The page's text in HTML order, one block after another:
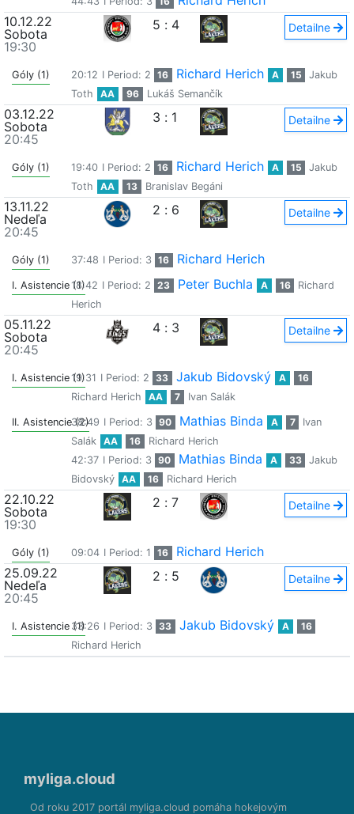
10.12.22
Sobota
19:30
5 : 4 Detailne
Góly (1) 20:12 I Period: 2 16 Richard Herich A 15
Jakub
Toth
AA 96 Lukáš Semančík
03.12.22
Sobota
20:45
3 : 1 Detailne
Góly (1) 19:40 I Period: 2 16 Richard Herich A 15
Jakub
Toth
AA 13 Branislav Begáni
13.11.22
Nedeľa
20:45
2 : 6 Detailne
Góly (1) 37:48 I Period: 3 16 Richard Herich
I. Asistencie (1)18:42 I Period: 2 23 Peter Buchla A 16
Richard
Herich
05.11.22
Sobota
20:45
4 : 3 Detailne
I. Asistencie (1)19:31 I Period: 2 33 Jakub Bidovský A
16
Richard Herich
AA 7 Ivan Salák
II. Asistencie (2)
38:49 I Period: 3 90 Mathias Binda A 7
Ivan
Salák
AA 16
Richard Herich
42:37 I Period: 3 90 Mathias Binda A 33
Jakub
Bidovský
AA 16 Richard Herich
22.10.22
Sobota
19:30
2 : 7 Detailne
Góly (1) 09:04 I Period: 1 16
Richard Herich
25.09.22
Nedeľa
20:45
2 : 5 Detailne
I. Asistencie (1)33:26 I Period: 3 33 Jakub Bidovský A
16
Richard Herich
myliga.cloud
Od roku 2017 portál myliga.cloud pomáha hokejovým